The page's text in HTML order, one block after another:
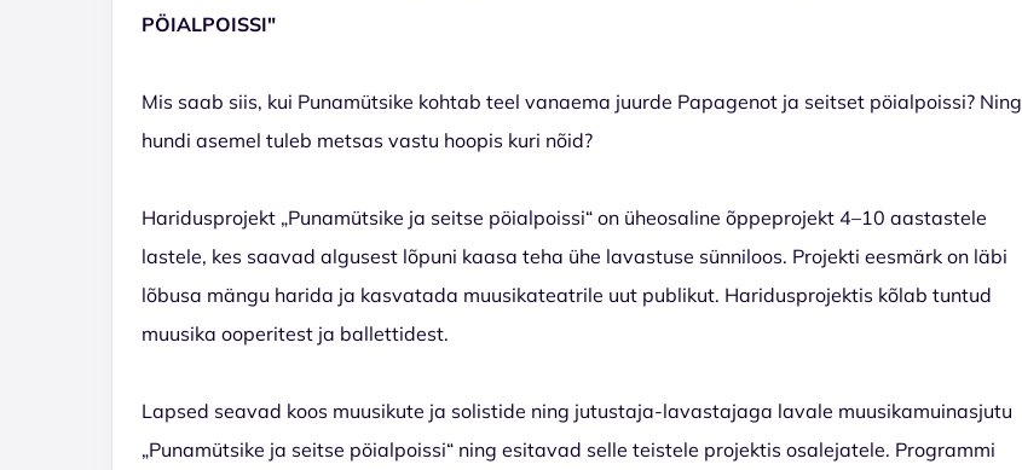
PÖIALPOISSI"
Mis saab siis, kui Punamütsike kohtab teel vanaema juurde Papagenot ja seitset pöialpoissi? Ning
hundi asemel tuleb metsas vastu hoopis kuri nõid?
Haridusprojekt „Punamütsike ja seitse pöialpoissi“ on üheosaline õppeprojekt 4–10 aastastele
lastele, kes saavad algusest lõpuni kaasa teha ühe lavastuse sünniloos. Projekti eesmärk on läbi
lõbusa mängu harida ja kasvatada muusikateatrile uut publikut. Haridusprojektis kõlab tuntud
muusika ooperitest ja ballettidest.
Lapsed seavad koos muusikute ja solistide ning jutustaja-lavastajaga lavale muusikamuinasjutu
„Punamütsike ja seitse pöialpoissi“ ning esitavad selle teistele projektis osalejatele. Programmi